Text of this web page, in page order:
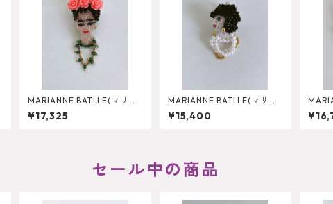
MARIANNE BATLLE(マリア
ンヌバトル) FRIDA ROSE
S Pierce
¥17,325
MARIANNE BATLLE(マリア
ンヌバトル) COCO FACE
Pierce
¥15,400
ンヌ
E
セール中の商品